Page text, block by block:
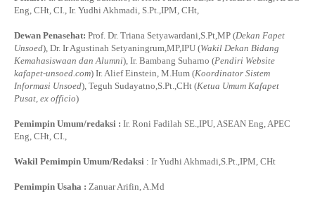
Eng, CHt, CI., Ir. Yudhi Akhmadi, S.Pt.,IPM, CHt,
Dewan Penasehat: Prof. Dr. Triana Setyawardani,S.Pt,MP (Dekan Fapet
Unsoed), Dr. Ir Agustinah Setyaningrum,MP,IPU (Wakil Dekan Bidang
Kemahasiswaan dan Alumni), Ir. Bambang Suharno (Pendiri Website
kafapet-unsoed.com) Ir. Alief Einstein, M.Hum (Koordinator Sistem
Informasi Unsoed), Teguh Sudayatno,S.Pt.,CHt (Ketua Umum Kafapet
Pusat, ex officio)
Pemimpin Umum/redaksi : Ir. Roni Fadilah SE.,IPU, ASEAN Eng, APEC
Eng, CHt, CI.,
Wakil Pemimpin Umum/Redaksi : Ir Yudhi Akhmadi,S.Pt.,IPM, CHt
Pemimpin Usaha : Zanuar Arifin, A.Md